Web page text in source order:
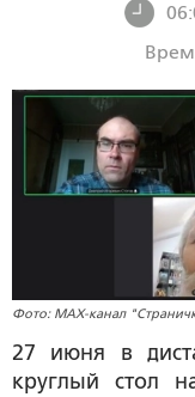
Фото: MAX-канал
27 июня в
круглый стол